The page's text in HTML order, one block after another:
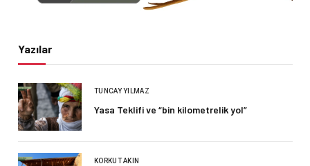
Yazılar
TUNCAY YILMAZ
Yasa Teklifi ve “bin kilometrelik yol”
KORKUT AKIN